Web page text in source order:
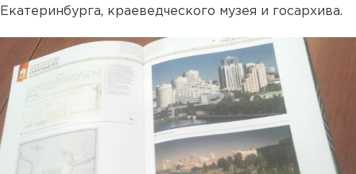
Екатеринбурга, краеведческого музея и госархива.